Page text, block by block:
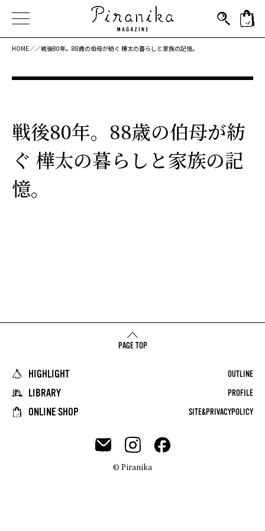
HOME／／戦後80年。88歳の伯母が紡ぐ 樺太の暮らしと家族の記憶。
戦後80年。88歳の伯母が紡
ぐ 樺太の暮らしと家族の記
憶。
PAGE TOP
HIGHLIGHT OUTLINE
LIBRARY PROFILE
ONLINE SHOP SITE&PRIVACYPOLICY
© Piranika